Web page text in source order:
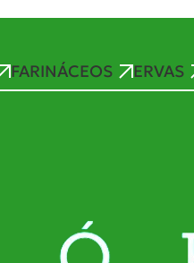
FARINÁCEOS ERVAS